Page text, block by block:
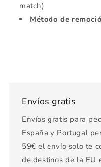
match)
Método de
Envíos gratis
Envíos gratis para
España y Portugal
59€ el envío solo te
de destinos de la EU